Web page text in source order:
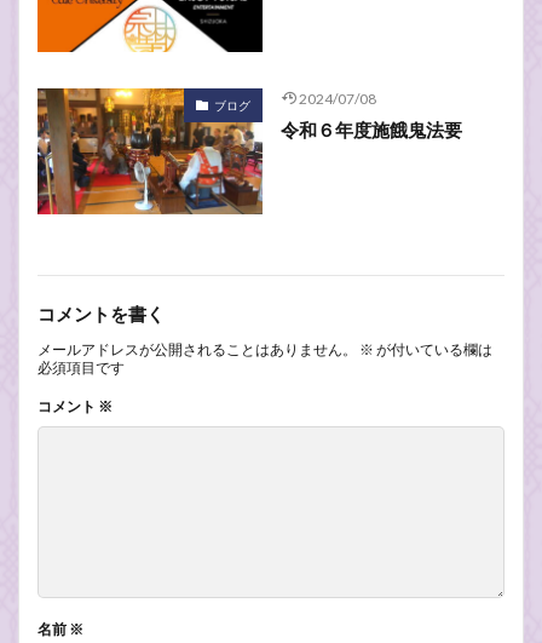
ブログ 2024/07/08
令和６年度施餓鬼法要
コメントを書く
メールアドレスが公開されることはありません。 ※ が付いている欄は
必須項目です
コメント ※
名前 ※